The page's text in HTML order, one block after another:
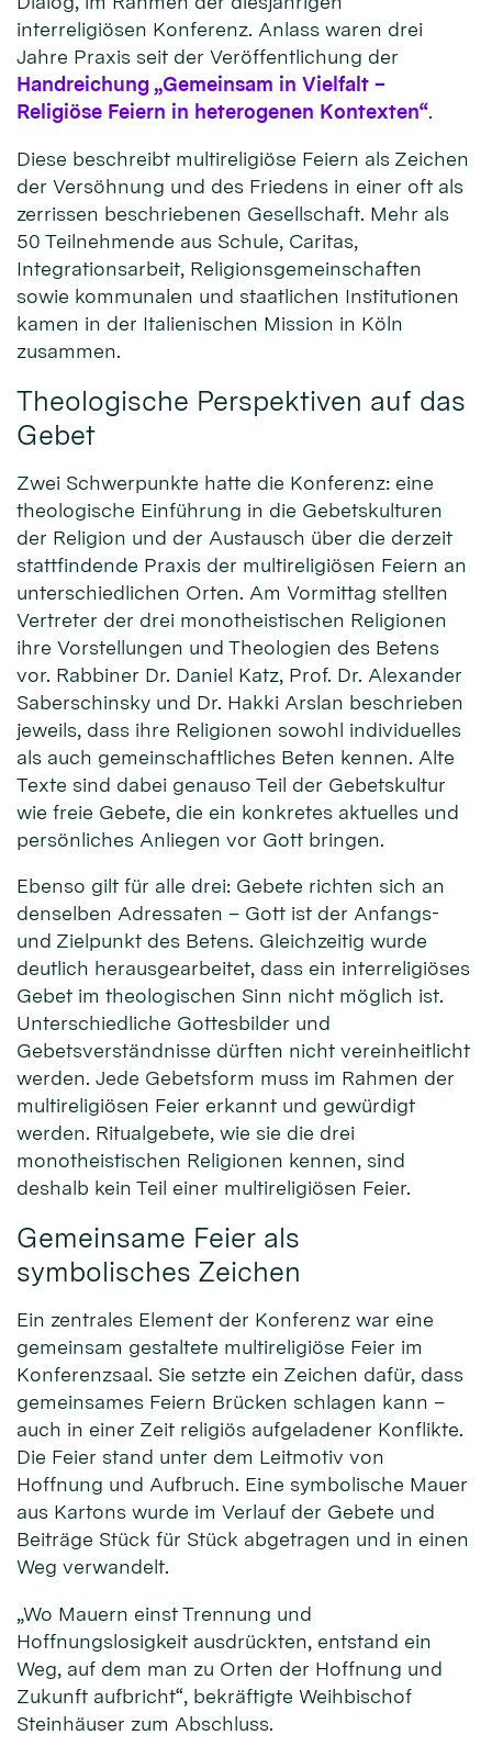
interreligiösen Konferenz. Anlass waren drei
Jahre Praxis seit der Veröffentlichung der
Handreichung „Gemeinsam in Vielfalt –
Religiöse Feiern in heterogenen Kontexten“.
Diese beschreibt multireligiöse Feiern als Zeichen
der Versöhnung und des Friedens in einer oft als
zerrissen beschriebenen Gesellschaft. Mehr als
50 Teilnehmende aus Schule, Caritas,
Integrationsarbeit, Religionsgemeinschaften
sowie kommunalen und staatlichen Institutionen
kamen in der Italienischen Mission in Köln
zusammen.
Theologische Perspektiven auf das
Gebet
Zwei Schwerpunkte hatte die Konferenz: eine
theologische Einführung in die Gebetskulturen
der Religion und der Austausch über die derzeit
stattfindende Praxis der multireligiösen Feiern an
unterschiedlichen Orten. Am Vormittag stellten
Vertreter der drei monotheistischen Religionen
ihre Vorstellungen und Theologien des Betens
vor. Rabbiner Dr. Daniel Katz, Prof. Dr. Alexander
Saberschinsky und Dr. Hakki Arslan beschrieben
jeweils, dass ihre Religionen sowohl individuelles
als auch gemeinschaftliches Beten kennen. Alte
Texte sind dabei genauso Teil der Gebetskultur
wie freie Gebete, die ein konkretes aktuelles und
persönliches Anliegen vor Gott bringen.
Ebenso gilt für alle drei: Gebete richten sich an
denselben Adressaten – Gott ist der Anfangs-
und Zielpunkt des Betens. Gleichzeitig wurde
deutlich herausgearbeitet, dass ein interreligiöses
Gebet im theologischen Sinn nicht möglich ist.
Unterschiedliche Gottesbilder und
Gebetsverständnisse dürften nicht vereinheitlicht
werden. Jede Gebetsform muss im Rahmen der
multireligiösen Feier erkannt und gewürdigt
werden. Ritualgebete, wie sie die drei
monotheistischen Religionen kennen, sind
deshalb kein Teil einer multireligiösen Feier.
Gemeinsame Feier als
symbolisches Zeichen
Ein zentrales Element der Konferenz war eine
gemeinsam gestaltete multireligiöse Feier im
Konferenzsaal. Sie setzte ein Zeichen dafür, dass
gemeinsames Feiern Brücken schlagen kann –
auch in einer Zeit religiös aufgeladener Konflikte.
Die Feier stand unter dem Leitmotiv von
Hoffnung und Aufbruch. Eine symbolische Mauer
aus Kartons wurde im Verlauf der Gebete und
Beiträge Stück für Stück abgetragen und in einen
Weg verwandelt.
„Wo Mauern einst Trennung und
Hoffnungslosigkeit ausdrückten, entstand ein
Weg, auf dem man zu Orten der Hoffnung und
Zukunft aufbricht“, bekräftigte Weihbischof
Steinhäuser zum Abschluss.